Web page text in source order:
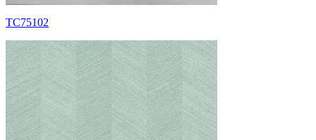
TC75102